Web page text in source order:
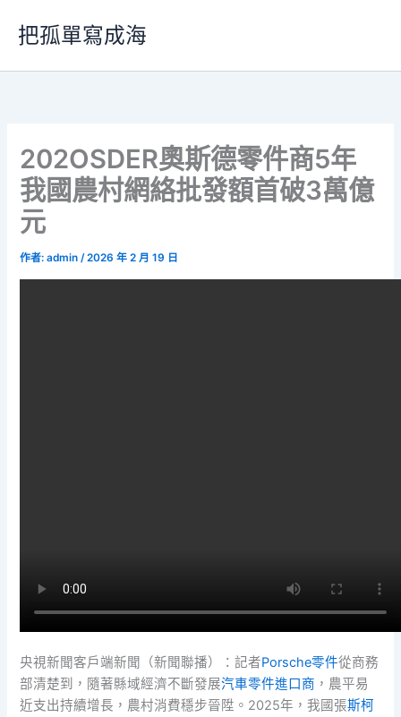
要
把孤單寫成海
202OSDER奧斯德零件商5年
我國農村網絡批發額首破3萬億
元
作者:admin/2026 年 2 月 19 日
央視新聞客戶端新聞（新聞聯播）：記者Porsche零件從商務
部清楚到，隨著縣域經濟不斷發展汽車零件進口商 ，農平易
近支出持續增長，農村消費穩步晉陞。2025年，我國張斯柯